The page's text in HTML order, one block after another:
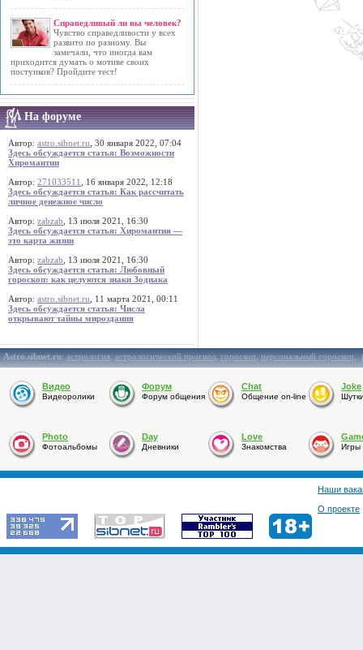
Справедливый ли вы человек?
Чувство справедливости у всех
развито по разному. Вы
замечали, что иногда вам
приходится думать о мотиве своих
поступков? Пройдите тест!
На форуме
Автор: astro.sibnet.ru , 30 января 2022, 07:04
Здесь обсуждается статья: Возможности
Хиромантии
Автор: 271033511
, 16 января 2022, 12:18
Здесь обсуждается статья: Как рассчитать
личное денежное число
Автор: zabzab , 13 июля 2021, 16:30
Здесь обсуждается статья: Хиромантия —
это карта жизни
Автор: zabzab , 13 июля 2021, 16:30
Здесь обсуждается статья: Любовный
гороскоп: как целуются знаки Зодиака
Автор: astro.sibnet.ru , 11 марта 2021, 00:11
Здесь обсуждается статья: Числа
открывают тайны мироздания
Astro.sibnet.ru:астрология,астрологический прогноз,гороскоп,персональный гороскоп,
Видео
Видеоролики
Форум
Форум общения
Chat
Общение on-line
Joke
Photo
Фотоальбомы
Day
Дневники
Love
Знакомства Игры
Наши
О проекте